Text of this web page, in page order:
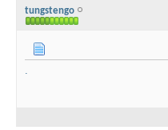
tungstengo
.